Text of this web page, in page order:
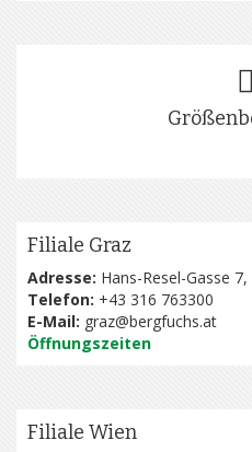
Filiale Graz
Adresse: Hans-Resel-Gasse
Telefon: +43 316 763300
E-Mail: graz@bergfuchs.at
Öffnungszeiten
Filiale Wien